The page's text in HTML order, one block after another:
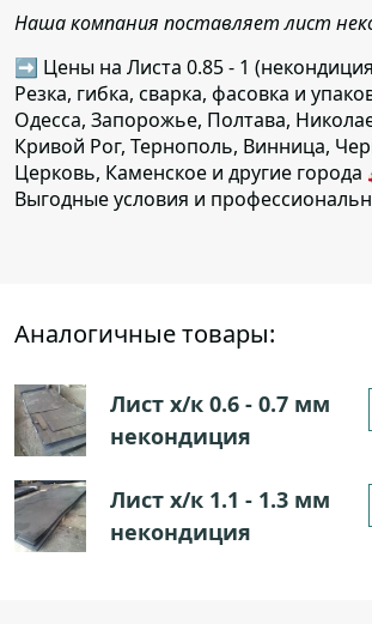
Наша компания поставляет лист
➡ Цены на Листа 0.85 - 1
Резка, гибка, сварка, фасовка и
Одесса, Запорожье, Полтава,
Кривой Рог, Тернополь, Винница,
Церковь, Каменское и другие
Выгодные условия и
Аналогичные товары:
Лист х/к 0.6 - 0.7 мм
некондиция
Лист х/к 1.1 - 1.3 мм
некондиция